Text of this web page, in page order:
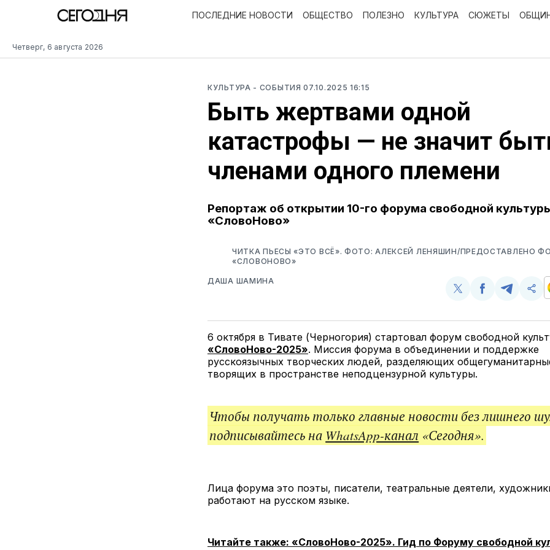
Четверг, 6 августа 2026
ПОСЛЕДНИЕ НОВОСТИ ОБЩЕСТВО ПОЛЕЗНО КУЛЬТУРА СЮЖЕТЫ
КУЛЬТУРА - СОБЫТИЯ07.10.2025 16:15
Быть жертвами одной
катастрофы — не значит
членами одного племени
Репортаж об открытии 10-го форума свободной
«СловоНово»
ЧИТКА ПЬЕСЫ «ЭТО ВСЁ». ФОТО: АЛЕКСЕЙ ЛЕНЯШИН/ПРЕДОСТАВЛЕНО
«СЛОВОНОВО»
ДАША ШАМИНА
Поделиться
Twitter
Поделиться
FacebookTelegram
6 октября в Тивате (Черногория) стартовал форум свободной
«СловоНово-2025». Миссия форума в объединении и поддержке
русскоязычных творческих людей, разделяющих
творящих в пространстве неподцензурной культуры.
Чтобы получать только главные новости без лишнего
подписывайтесь на WhatsApp-канал «Сегодня».
Лица форума это поэты, писатели, театральные деятели,
работают на русском языке.
Читайте также: «СловоНово-2025». Гид по Форуму свободной